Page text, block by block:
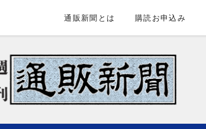
通販新聞とは 購読お申込み